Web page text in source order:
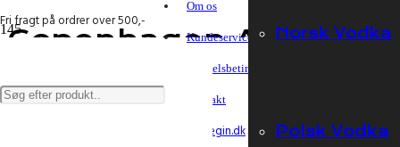
Fri fragt på ordrer over 500,-
Vi matcher pris – altid billigst
Om os
Kundeservice
Handelsbetingelser
Kontakt
Gå til Puregin.dk
Norsk Vodka
Polsk Vodka
Copenhagen Alcohol
Copenhagen Alcohol